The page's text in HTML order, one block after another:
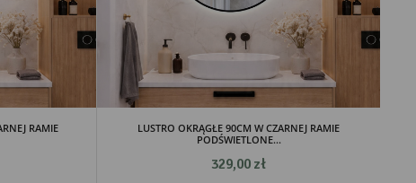
RAMIE
LUSTRO OKRĄGŁE 90CM W CZARNEJ RAMIE
PODŚWIETLONE...
329,00 zł